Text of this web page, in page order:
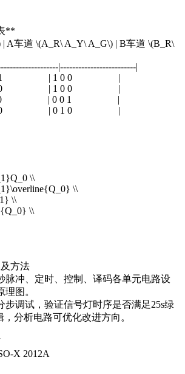
**
| A车道 \(A_R\ A_Y\ A_G\) | B车道 \(B_R\
|-------------------------|
0 0 1 | 1 0 0 |
0 1 0 | 1 0 0 |
1 0 0 | 0 0 1 |
1 0 0 | 0 1 0 |
\\
\\
\\
\\
方法
脉冲、定时、控制、译码各单元电路设
图。
步调试，验证信号灯时序是否满足25s绿
分析电路可优化改进方向。
X 2012A